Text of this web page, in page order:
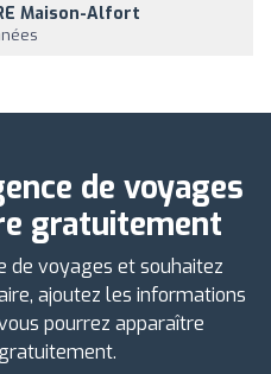
Maison-Alfort
de voyages
gratuitement
de voyages et souhaitez
ajoutez les informations
pourrez apparaître